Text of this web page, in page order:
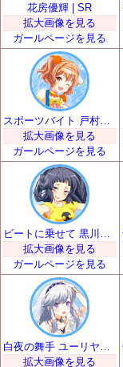
花房優輝 | SR
拡大画像を見る
ガールページを見る
拡大画像を見る
ガールページを見る
拡大画像を見る
ガールページを見る
拡大画像を見る